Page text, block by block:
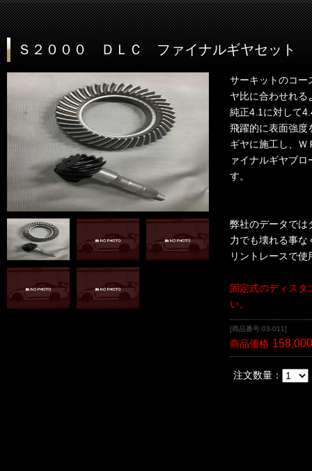
Ｓ２０００ ＤＬＣ ファイナルギヤセット
サーキットのコー
ヤ比に合わせれる
純正4.1に対して
飛躍的に表面強度
ギヤに施工し、Ｗ
ァイナルギヤブ
す。
弊社のデータでは
力でも壊れる事な
リントレースで
固定式のディスタ
い。
[商品番号:03-011]
商品価格
注文数量：